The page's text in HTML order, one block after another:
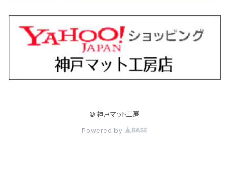
H24/5～ 160系
カローラ・クロス
カローラ・スポーツ
H26/2～ V37
H11/6～H16/10 Y34
H1/6～H11/6 Y30
セレナ
H22/11～H28/9 C26
H15/6～R2/8 BN/BM/BL系
レガシィアウトバック
H15/10～ BP/BR/BS/BT系
レガシィツーリングワゴン
H30/6～ 160系
H24/10～ MJ系
フレアクロスオーバー
H26/1～ MS系
H30/6～ LA550/560S
ムーヴ
H26/12～R5/7 LA150/160S
ムーヴキャンバス
R5/11～ MK54S・MK94S
H23/1～H27/8 MA15S
H27/8～R2/12 MA26/36/46S
ハスラー
H26/1～ MR系
R5/5～ B30系/BA系
パジェロ
H18/10～R1/8 7人乗ロング V90系
H11/6～H30/7 バン HH5・HH6
H21/12～R3/4 トラック
アコード・アコードハイブリッド
H25/6～R2/2 CR系
© 神戸マット工房
Powered by